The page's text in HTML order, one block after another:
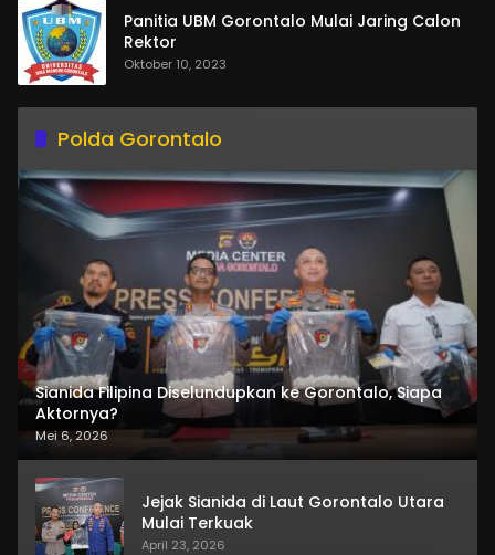
Panitia UBM Gorontalo Mulai Jaring Calon
Rektor
Oktober 10, 2023
Polda Gorontalo
Sianida Filipina Diselundupkan ke Gorontalo, Siapa
Aktornya?
Mei 6, 2026
Jejak Sianida di Laut Gorontalo Utara
Mulai Terkuak
April 23, 2026